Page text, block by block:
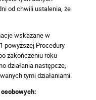
od chwili ustalenia, że
wskazane w
powyższej Procedury
zakończeniu roku
działania następcze,
tymi działaniami.